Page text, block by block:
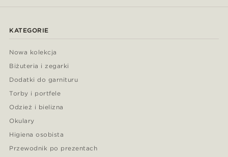
KATEGORIE
Nowa kolekcja
Biżuteria i zegarki
Dodatki do garnituru
Torby i portfele
Odzież i bielizna
Okulary
Higiena osobista
Przewodnik po prezentach